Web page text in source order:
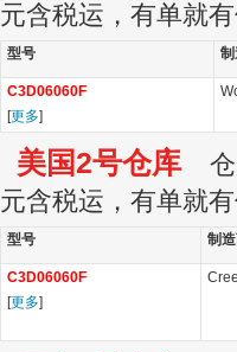
元含税运，有单就
型号
C3D06060F
[更多]
美国2号仓库 仓
元含税运，有单就
型号 制
C3D06060F
[更多]